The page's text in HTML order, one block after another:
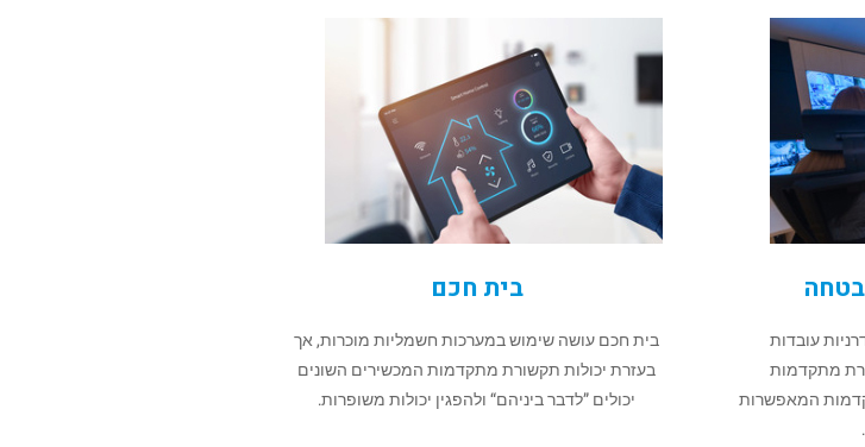
עובדות
מתקדמות
המאפשרות
בית חכם
בית חכם עושה שימוש במערכות חשמליות מוכרות, אך
בעזרת יכולות תקשורת מתקדמות המכשירים השונים
יכולים ”לדבר ביניהם“ ולהפגין יכולות משופרות.